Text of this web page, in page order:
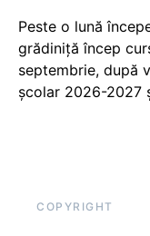
Peste o lună
grădiniță încep
septembrie, după
școlar 2026-2027
COPYRIGHT